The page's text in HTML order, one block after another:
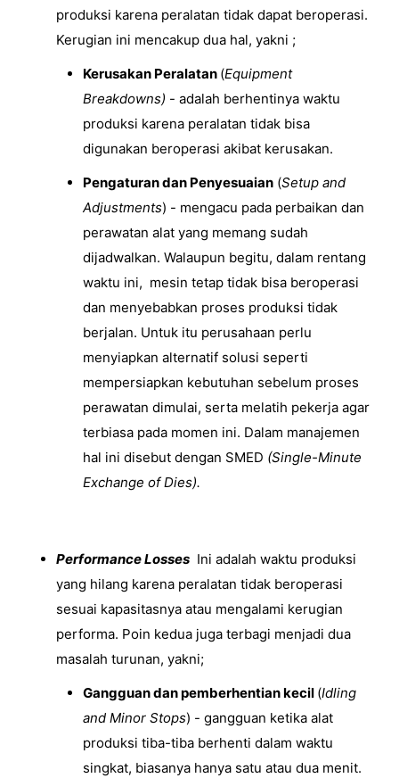
produksi karena peralatan tidak dapat beroperasi.
Kerugian ini mencakup dua hal, yakni ;
Kerusakan Peralatan (Equipment
Breakdowns) - adalah berhentinya waktu
produksi karena peralatan tidak bisa
digunakan beroperasi akibat kerusakan.
Pengaturan dan Penyesuaian (Setup and
Adjustments) - mengacu pada perbaikan dan
perawatan alat yang memang sudah
dijadwalkan. Walaupun begitu, dalam rentang
waktu ini, mesin tetap tidak bisa beroperasi
dan menyebabkan proses produksi tidak
berjalan. Untuk itu perusahaan perlu
menyiapkan alternatif solusi seperti
mempersiapkan kebutuhan sebelum proses
perawatan dimulai, serta melatih pekerja agar
terbiasa pada momen ini. Dalam manajemen
hal ini disebut dengan SMED (Single-Minute
Exchange of Dies).
Performance Losses Ini adalah waktu produksi
yang hilang karena peralatan tidak beroperasi
sesuai kapasitasnya atau mengalami kerugian
performa. Poin kedua juga terbagi menjadi dua
masalah turunan, yakni;
Gangguan dan pemberhentian kecil (Idling
and Minor Stops) - gangguan ketika alat
produksi tiba-tiba berhenti dalam waktu
singkat, biasanya hanya satu atau dua menit.